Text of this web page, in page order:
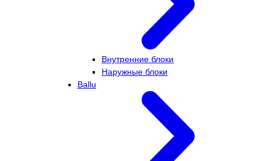
Внутренние блоки
Наружные блоки
Ballu